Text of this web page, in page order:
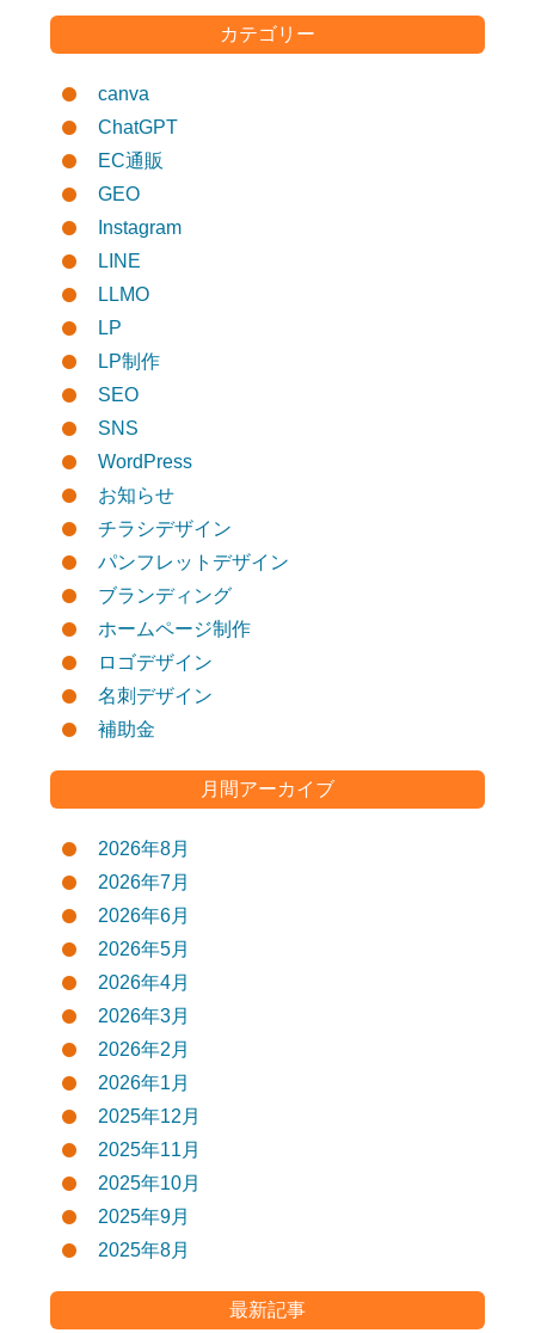
カテゴリー
canva
ChatGPT
EC通販
GEO
Instagram
LINE
LLMO
LP
LP制作
SEO
SNS
WordPress
お知らせ
チラシデザイン
パンフレットデザイン
ブランディング
ホームページ制作
ロゴデザイン
名刺デザイン
補助金
月間アーカイブ
2026年8月
2026年7月
2026年6月
2026年5月
2026年4月
2026年3月
2026年2月
2026年1月
2025年12月
2025年11月
2025年10月
2025年9月
2025年8月
最新記事